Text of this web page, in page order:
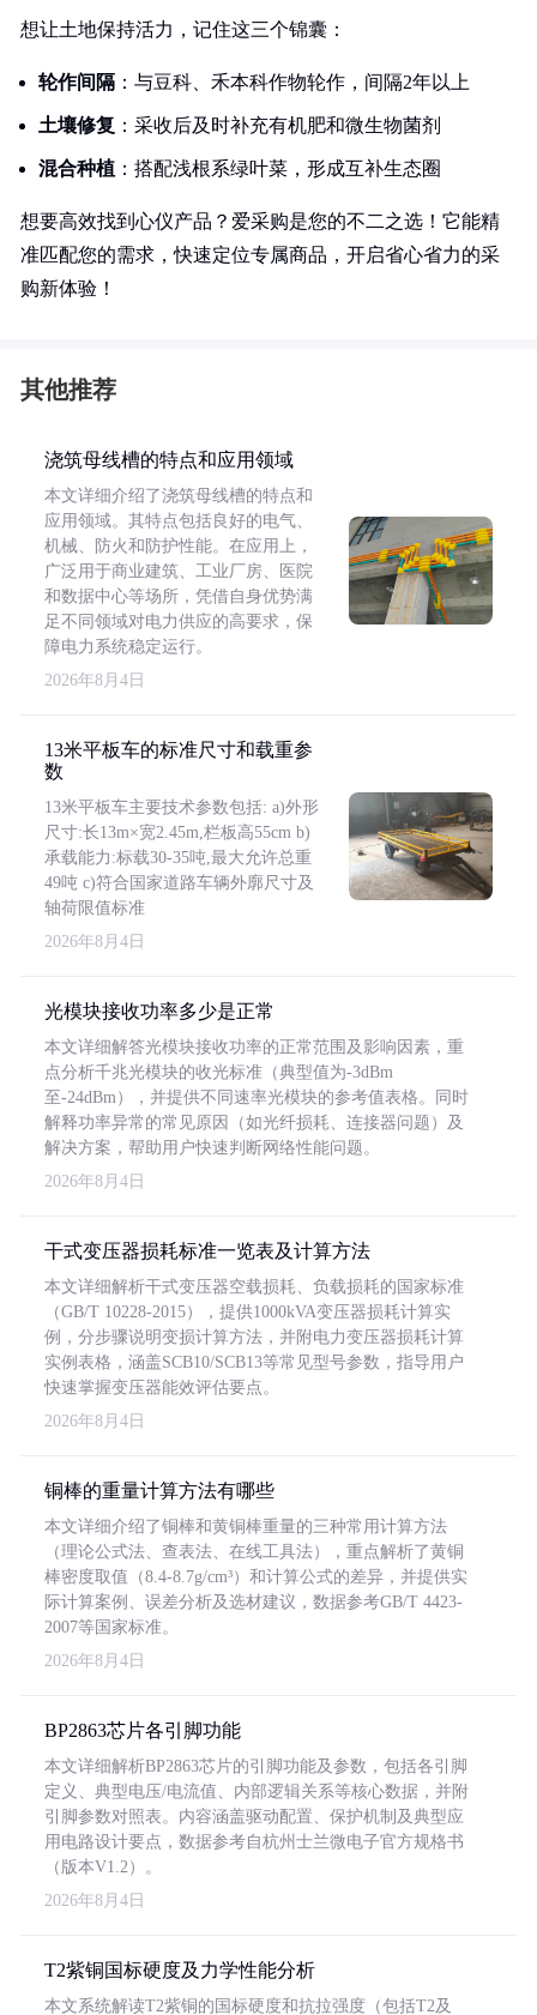
想让土地保持活力，记住这三个锦囊：
轮作间隔 ：与豆科、禾本科作物轮作，间隔2年以上
土壤修复 ：采收后及时补充有机肥和微生物菌剂
混合种植 ：搭配浅根系绿叶菜，形成互补生态圈
想要高效找到心仪产品？爱采购是您的不二之选！它能精
准匹配您的需求，快速定位专属商品，开启省心省力的采
购新体验！
其他推荐
浇筑母线槽的特点和应用领域
本文详细介绍了浇筑母线槽的特点和
应用领域。其特点包括良好的电气、
机械、防火和防护性能。在应用上，
广泛用于商业建筑、工业厂房、医院
和数据中心等场所，凭借自身优势满
足不同领域对电力供应的高要求，保
障电力系统稳定运行。
2026年8月4日
13米平板车的标准尺寸和载重参
数
13米平板车主要技术参数包括: a)外形
尺寸:长13m×宽2.45m,栏板高55cm b)
承载能力:标载30-35吨,最大允许总重
49吨 c)符合国家道路车辆外廓尺寸及
轴荷限值标准
2026年8月4日
光模块接收功率多少是正常
本文详细解答光模块接收功率的正常范围及影响因素，重
点分析千兆光模块的收光标准（典型值为-3dBm
至-24dBm），并提供不同速率光模块的参考值表格。同时
解释功率异常的常见原因（如光纤损耗、连接器问题）及
解决方案，帮助用户快速判断网络性能问题。
2026年8月4日
干式变压器损耗标准一览表及计算方法
本文详细解析干式变压器空载损耗、负载损耗的国家标准
（GB/T 10228-2015），提供1000kVA变压器损耗计算实
例，分步骤说明变损计算方法，并附电力变压器损耗计算
实例表格，涵盖SCB10/SCB13等常见型号参数，指导用户
快速掌握变压器能效评估要点。
2026年8月4日
铜棒的重量计算方法有哪些
本文详细介绍了铜棒和黄铜棒重量的三种常用计算方法
（理论公式法、查表法、在线工具法），重点解析了黄铜
棒密度取值（8.4-8.7g/cm³）和计算公式的差异，并提供实
际计算案例、误差分析及选材建议，数据参考GB/T 4423-
2007等国家标准。
2026年8月4日
BP2863芯片各引脚功能
本文详细解析BP2863芯片的引脚功能及参数，包括各引脚
定义、典型电压/电流值、内部逻辑关系等核心数据，并附
引脚参数对照表。内容涵盖驱动配置、保护机制及典型应
用电路设计要点，数据参考自杭州士兰微电子官方规格书
（版本V1.2）。
2026年8月4日
T2紫铜国标硬度及力学性能分析
本文系统解读T2紫铜的国标硬度和抗拉强度（包括T2及